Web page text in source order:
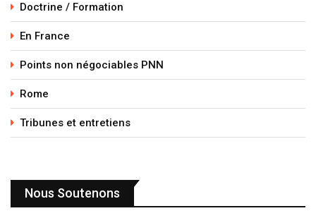
Doctrine / Formation
En France
Points non négociables PNN
Rome
Tribunes et entretiens
Nous Soutenons